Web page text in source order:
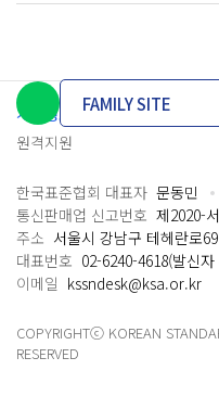
개인정보처리방침 이용약관
원격지원
FAMILY SITE
한국표준협회 대표자 문동민
통신판매업 신고번호 제2020-
주소 서울시 강남구 테헤란로
대표번호 02-6240-4618(발신
이메일 kssndesk@ksa.or.kr
COPYRIGHTⓒ KOREAN
RESERVED